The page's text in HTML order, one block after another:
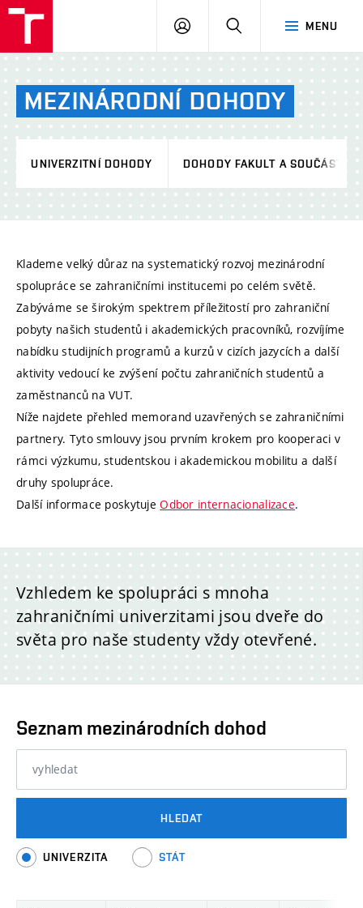
MENU
PŘIHLÁSIT
MEZINÁRODNÍ DOHODY
UNIVERZITNÍ DOHODY DOHODY FAKULT A SOUČÁSTÍ
Klademe velký důraz na systematický rozvoj mezinárodní
spolupráce se zahraničními institucemi po celém světě.
Zabýváme se širokým spektrem příležitostí pro zahraniční
pobyty našich studentů i akademických pracovníků, rozvíjíme
nabídku studijních programů a kurzů v cizích jazycích a další
aktivity vedoucí ke zvýšení počtu zahraničních studentů a
zaměstnanců na VUT.
Níže najdete přehled memorand uzavřených se zahraničními
partnery. Tyto smlouvy jsou prvním krokem pro kooperaci v
rámci výzkumu, studentskou i akademickou mobilitu a další
druhy spolupráce.
Další informace poskytujeOdbor internacionalizace.
Vzhledem ke spolupráci s mnoha
zahraničními univerzitami jsou dveře do
světa pro naše studenty vždy otevřené.
Seznam mezinárodních dohod
HLEDAT
UNIVERZITA STÁT